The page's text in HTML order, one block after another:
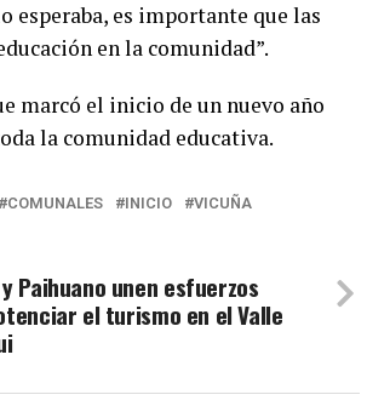
esperaba, es importante que las
en la comunidad”.
marcó el inicio de un nuevo año
la comunidad educativa.
COMUNALES INICIO VICUÑA
Paihuano unen esfuerzos
el turismo en el Valle